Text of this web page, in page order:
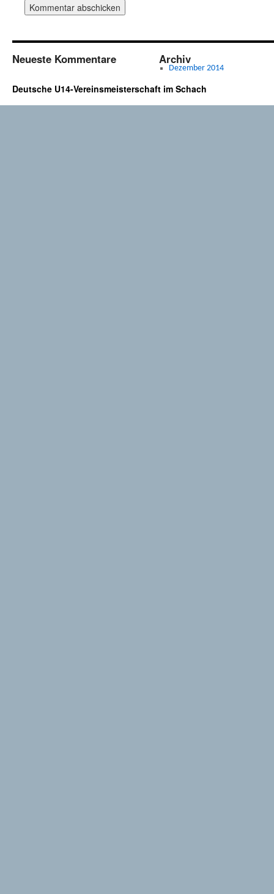
Neueste Kommentare Archiv
Dezember 2014
Deutsche U14-Vereinsmeisterschaft im Schach